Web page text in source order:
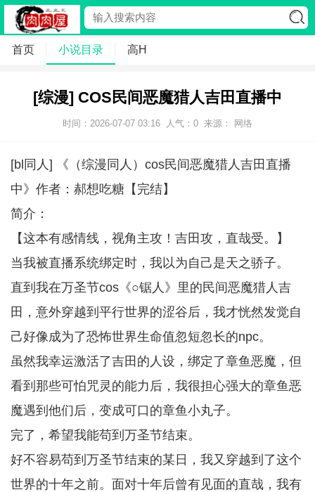
首页 小说目录 高H
[综漫] COS民间恶魔猎人吉田直播中
时间：2026-07-07 03:16 人气： 0 来源： 网络
[bl同人] 《（综漫同人）cos民间恶魔猎人吉田直播
中》作者：郝想吃糖【完结】
简介：
【这本有感情线，视角主攻！吉田攻，直哉受。】
当我被直播系统绑定时，我以为自己是天之骄子。
直到我在万圣节cos《○锯人》里的民间恶魔猎人吉
田，意外穿越到平行世界的涩谷后，我才恍然发觉自
己好像成为了恐怖世界生命值忽短忽长的npc。
虽然我幸运激活了吉田的人设，绑定了章鱼恶魔，但
看到那些可怕咒灵的能力后，我很担心强大的章鱼恶
魔遇到他们后，变成可口的章鱼小丸子。
完了，希望我能苟到万圣节结束。
好不容易苟到万圣节结束的某日，我又穿越到了这个
世界的十年之前。面对十年后曾有见面的直哉，我有